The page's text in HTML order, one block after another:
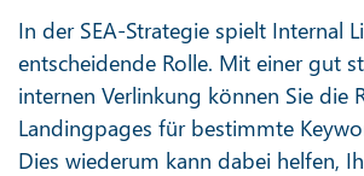
In der SEA-Strategie spielt Internal
entscheidende Rolle. Mit einer gut
internen Verlinkung können Sie die
Landingpages für bestimmte
Dies wiederum kann dabei helfen,